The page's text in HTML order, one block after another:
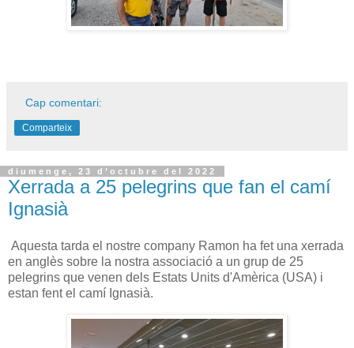
Cap comentari:
Comparteix
diumenge, 23 d’octubre del 2022
Xerrada a 25 pelegrins que fan el camí
Ignasià
Aquesta tarda el nostre company Ramon ha fet una xerrada
en anglès sobre la nostra associació a un grup de 25
pelegrins que venen dels Estats Units d'Amèrica (USA) i
estan fent el camí Ignasià.